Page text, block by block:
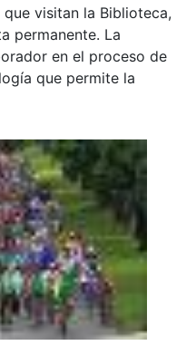
visitan la Biblioteca,
permanente. La
en el proceso de
que permite la